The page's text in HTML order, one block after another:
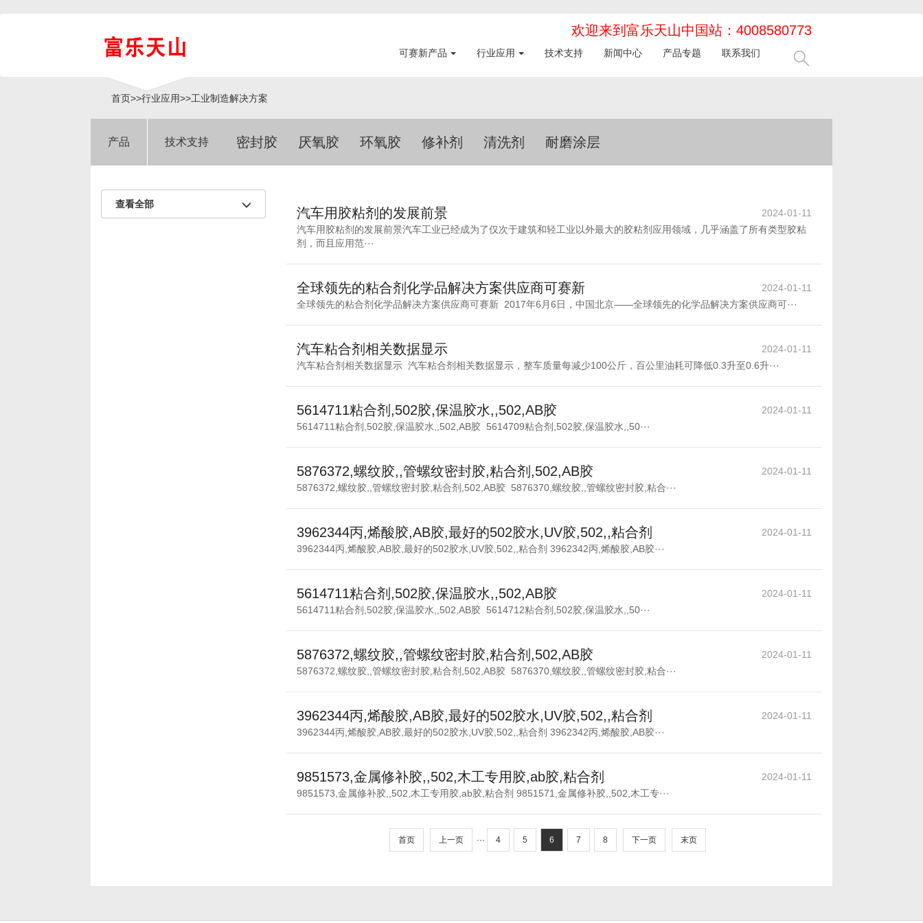
欢迎来到富乐天山中国站：4008580773
可赛新产品 行业应用 技术支持 新闻中心 产品专题 联系我们
首页>>行业应用>>工业制造解决方案
产品 技术支持 密封胶 厌氧胶 环氧胶 修补剂 清洗剂 耐磨涂层
查看全部
汽车用胶粘剂的发展前景
2024-01-11
汽车用胶粘剂的发展前景汽车工业已经成为了仅次于建筑和轻工业以外最大的胶粘剂应用领域，几乎涵盖了所有类型胶粘
剂，而且应用范···
全球领先的粘合剂化学品解决方案供应商可赛新
2024-01-11
全球领先的粘合剂化学品解决方案供应商可赛新 2017年6月6日，中国北京——全球领先的化学品解决方案供应商可···
汽车粘合剂相关数据显示
2024-01-11
汽车粘合剂相关数据显示 汽车粘合剂相关数据显示，整车质量每减少100公斤，百公里油耗可降低0.3升至0.6升···
5614711粘合剂,502胶,保温胶水,,502,AB胶
2024-01-11
5614711粘合剂,502胶,保温胶水,,502,AB胶 5614709粘合剂,502胶,保温胶水,,50···
5876372,螺纹胶,,管螺纹密封胶,粘合剂,502,AB胶
2024-01-11
5876372,螺纹胶,,管螺纹密封胶,粘合剂,502,AB胶 5876370,螺纹胶,,管螺纹密封胶,粘合···
3962344丙,烯酸胶,AB胶,最好的502胶水,UV胶,502,,粘合剂
2024-01-11
3962344丙,烯酸胶,AB胶,最好的502胶水,UV胶,502,,粘合剂 3962342丙,烯酸胶,AB胶···
5614711粘合剂,502胶,保温胶水,,502,AB胶
2024-01-11
5614711粘合剂,502胶,保温胶水,,502,AB胶 5614712粘合剂,502胶,保温胶水,,50···
5876372,螺纹胶,,管螺纹密封胶,粘合剂,502,AB胶
2024-01-11
5876372,螺纹胶,,管螺纹密封胶,粘合剂,502,AB胶 5876370,螺纹胶,,管螺纹密封胶,粘合···
3962344丙,烯酸胶,AB胶,最好的502胶水,UV胶,502,,粘合剂
2024-01-11
3962344丙,烯酸胶,AB胶,最好的502胶水,UV胶,502,,粘合剂 3962342丙,烯酸胶,AB胶···
9851573,金属修补胶,,502,木工专用胶,ab胶,粘合剂
2024-01-11
9851573,金属修补胶,,502,木工专用胶,ab胶,粘合剂 9851571,金属修补胶,,502,木工专···
首页 上一页 ··· 4 5 6 7 8 下一页 末页